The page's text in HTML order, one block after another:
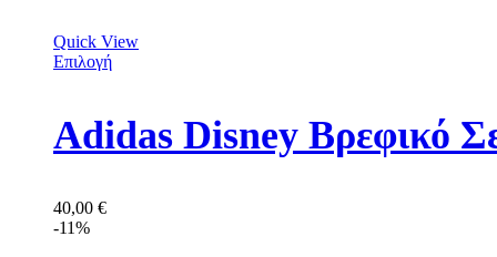
Quick View
Επιλογή
Adidas Disney Βρεφικό
40,00 €
-11%